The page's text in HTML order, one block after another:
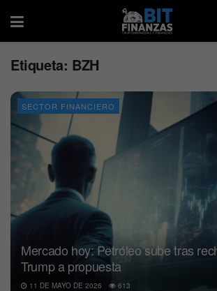
Etiqueta: BZH
SECTOR FINANCIERO
Mercado hoy: Petróleo sube tras
Trump a propuesta
11 DE MAYO DE 2026 613